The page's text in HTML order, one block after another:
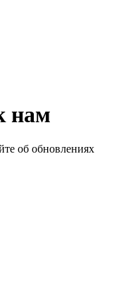
нам
об обновлениях